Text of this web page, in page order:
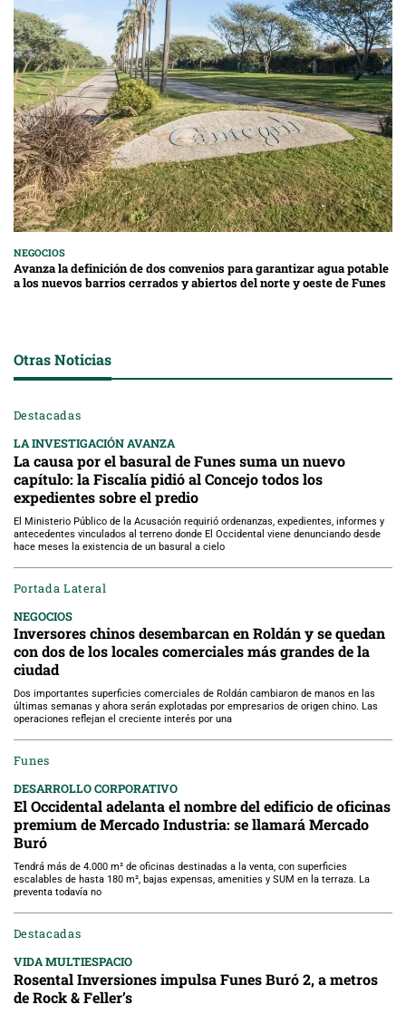
NEGOCIOS
Avanza la definición de dos convenios para garantizar agua potable
a los nuevos barrios cerrados y abiertos del norte y oeste de Funes
Otras Noticias
Destacadas
LA INVESTIGACIÓN AVANZA
La causa por el basural de Funes suma un nuevo
capítulo: la Fiscalía pidió al Concejo todos los
expedientes sobre el predio
El Ministerio Público de la Acusación requirió ordenanzas, expedientes, informes y
antecedentes vinculados al terreno donde El Occidental viene denunciando desde
hace meses la existencia de un basural a cielo
Portada Lateral
NEGOCIOS
Inversores chinos desembarcan en Roldán y se quedan
con dos de los locales comerciales más grandes de la
ciudad
Dos importantes superficies comerciales de Roldán cambiaron de manos en las
últimas semanas y ahora serán explotadas por empresarios de origen chino. Las
operaciones reflejan el creciente interés por una
Funes
DESARROLLO CORPORATIVO
El Occidental adelanta el nombre del edificio de oficinas
premium de Mercado Industria: se llamará Mercado
Buró
Tendrá más de 4.000 m² de oficinas destinadas a la venta, con superficies
escalables de hasta 180 m², bajas expensas, amenities y SUM en la terraza. La
preventa todavía no
Destacadas
VIDA MULTIESPACIO
Rosental Inversiones impulsa Funes Buró 2, a metros
de Rock & Feller’s